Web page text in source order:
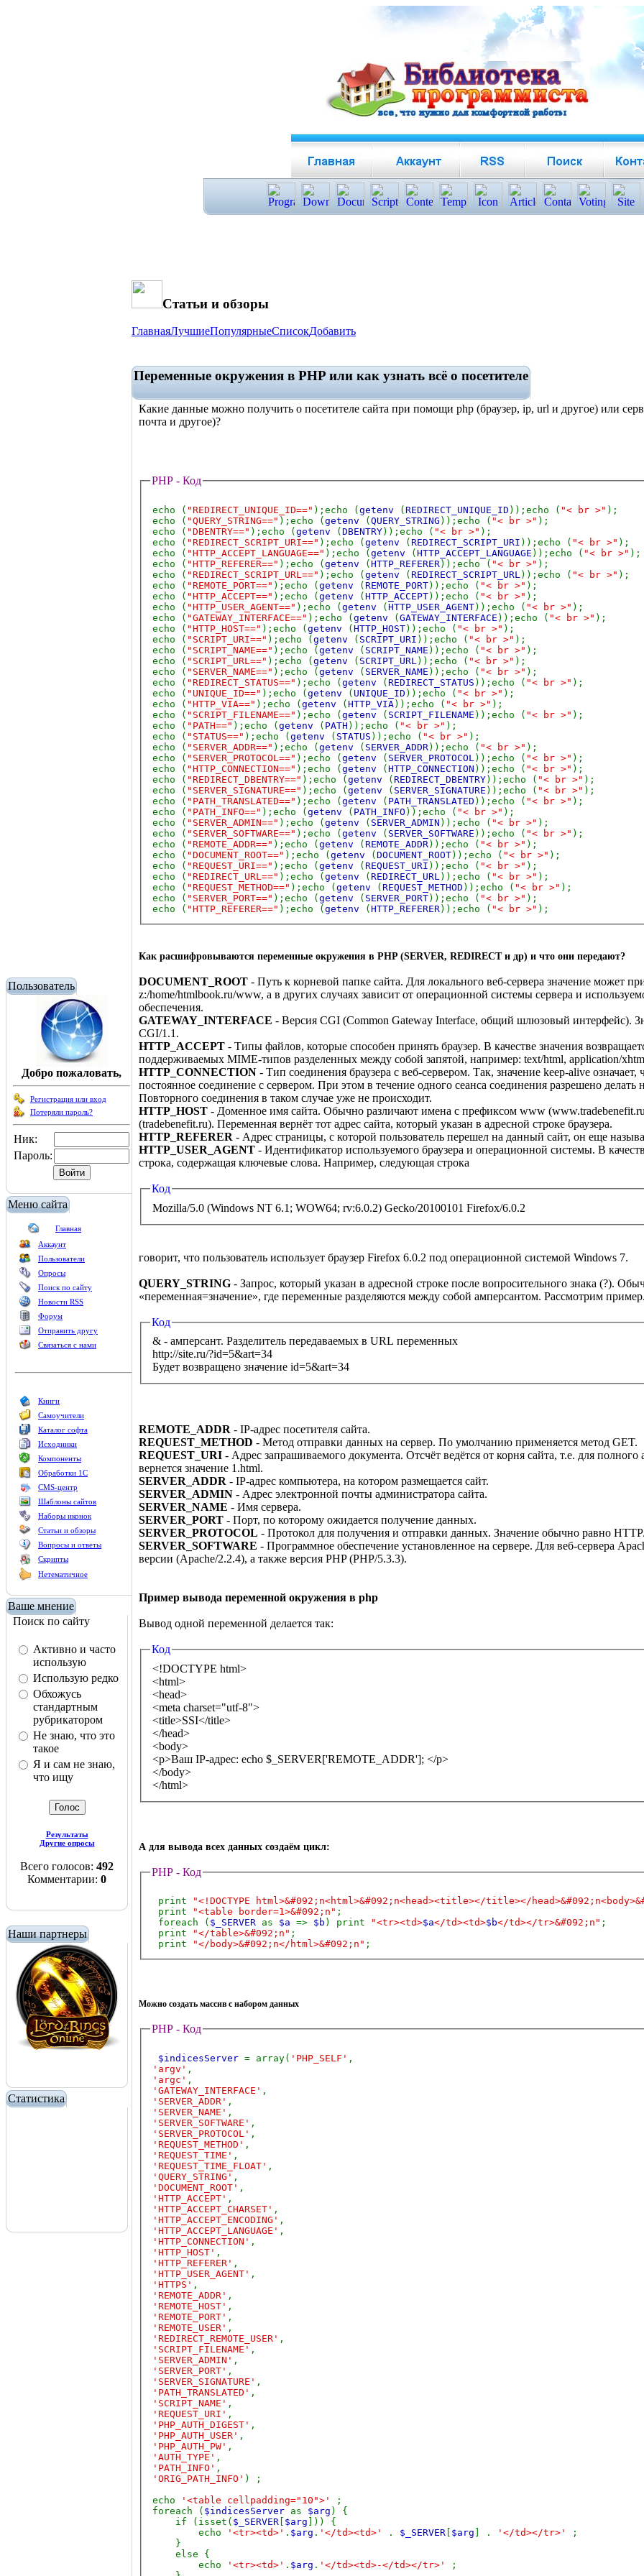
Пользователь
Добро пожаловать,
Регистрация или вход
Потеряли пароль?
Ник:
Пароль:
Меню сайта
Главная
Аккаунт
Пользователи
Опросы
Поиск по сайту
Новости RSS
Форум
Отправить другу
Связаться с нами
Книги
Самоучители
Каталог софта
Исходники
Компоненты
Обработки 1С
CMS-центр
Шаблоны сайтов
Наборы иконок
Статьи и обзоры
Вопросы и ответы
Скрипты
Нетематичное
Ваше мнение
Поиск по сайту
Активно и часто
использую
Использую редко
Обхожусь
стандартным
рубрикатором
Не знаю, что это
такое
Я и сам не знаю,
что ищу
Результаты
Другие опросы
Всего голосов: 492
Комментарии: 0
Наши партнеры
Статистика
Статьи и обзоры
ГлавнаяЛучшиеПопулярныеСписокДобавить
Переменные окружения в PHP или как узнать всё о посетителе
Какие данные можно получить о посетителе сайта при помощи php (браузер, ip, url и другое) или
почта и другое)?
PHP - Код
echo ( "REDIRECT_UNIQUE_ID==" );echo ( getenv ( REDIRECT_UNIQUE_ID ));echo ( "< br >" );
echo ( "QUERY_STRING==" );echo ( getenv ( QUERY_STRING ));echo ( "< br >" );
echo ( "DBENTRY==" );echo ( getenv ( DBENTRY));echo ( "< br >" );
echo ( "REDIRECT_SCRIPT_URI==" );echo ( getenv ( REDIRECT_SCRIPT_URI ));echo ( "< br >" );
echo ( "HTTP_ACCEPT_LANGUAGE==" );echo ( getenv ( HTTP_ACCEPT_LANGUAGE ));echo ( "< br >" );
echo ( "HTTP_REFERER==" );echo ( getenv ( HTTP_REFERER));echo ( "< br >" );
echo ( "REDIRECT_SCRIPT_URL==" );echo ( getenv ( REDIRECT_SCRIPT_URL));echo ( "< br >" );
echo ( "REMOTE_PORT==" );echo ( getenv ( REMOTE_PORT));echo ( "< br >" );
echo ( "HTTP_ACCEPT==" );echo ( getenv ( HTTP_ACCEPT));echo ( "< br >" );
echo ( "HTTP_USER_AGENT==" );echo ( getenv ( HTTP_USER_AGENT));echo ( "< br >" );
echo ( "GATEWAY_INTERFACE==" );echo ( getenv ( GATEWAY_INTERFACE ));echo ( "< br >" );
echo ( "HTTP_HOST==" );echo ( getenv ( HTTP_HOST));echo ( "< br >" );
echo ( "SCRIPT_URI==" );echo ( getenv ( SCRIPT_URI ));echo ( "< br >" );
echo ( "SCRIPT_NAME==" );echo ( getenv ( SCRIPT_NAME ));echo ( "< br >" );
echo ( "SCRIPT_URL==" );echo ( getenv ( SCRIPT_URL));echo ( "< br >" );
echo ( "SERVER_NAME==" );echo ( getenv ( SERVER_NAME ));echo ( "< br >" );
echo ( "REDIRECT_STATUS==" );echo ( getenv ( REDIRECT_STATUS ));echo ( "< br >" );
echo ( "UNIQUE_ID==" );echo ( getenv ( UNIQUE_ID ));echo ( "< br >" );
echo ( "HTTP_VIA==" );echo ( getenv ( HTTP_VIA));echo ( "< br >" );
echo ( "SCRIPT_FILENAME==" );echo ( getenv ( SCRIPT_FILENAME ));echo ( "< br >" );
echo ( "PATH==" );echo ( getenv ( PATH ));echo ( "< br >" );
echo ( "STATUS==" );echo ( getenv ( STATUS ));echo ( "< br >" );
echo ( "SERVER_ADDR==" );echo ( getenv ( SERVER_ADDR));echo ( "< br >" );
echo ( "SERVER_PROTOCOL==" );echo ( getenv ( SERVER_PROTOCOL));echo ( "< br >" );
echo ( "HTTP_CONNECTION==" );echo ( getenv ( HTTP_CONNECTION ));echo ( "< br >" );
echo ( "REDIRECT_DBENTRY==" );echo ( getenv ( REDIRECT_DBENTRY));echo ( "< br >" );
echo ( "SERVER_SIGNATURE==" );echo ( getenv ( SERVER_SIGNATURE ));echo ( "< br >" );
echo ( "PATH_TRANSLATED==" );echo ( getenv ( PATH_TRANSLATED ));echo ( "< br >" );
echo ( "PATH_INFO==" );echo ( getenv ( PATH_INFO ));echo ( "< br >" );
echo ( "SERVER_ADMIN==" );echo ( getenv ( SERVER_ADMIN ));echo ( "< br >" );
echo ( "SERVER_SOFTWARE==" );echo ( getenv ( SERVER_SOFTWARE ));echo ( "< br >" );
echo ( "REMOTE_ADDR==" );echo ( getenv ( REMOTE_ADDR));echo ( "< br >" );
echo ( "DOCUMENT_ROOT==" );echo ( getenv ( DOCUMENT_ROOT));echo ( "< br >" );
echo ( "REQUEST_URI==" );echo ( getenv ( REQUEST_URI ));echo ( "< br >" );
echo ( "REDIRECT_URL==" );echo ( getenv ( REDIRECT_URL));echo ( "< br >" );
echo ( "REQUEST_METHOD==" );echo ( getenv ( REQUEST_METHOD ));echo ( "< br >" );
echo ( "SERVER_PORT==" );echo ( getenv ( SERVER_PORT));echo ( "< br >" );
echo ( "HTTP_REFERER==" );echo ( getenv ( HTTP_REFERER));echo ( "< br >" );
Как расшифровываются переменные окружения в PHP (SERVER, REDIRECT и др) и что они передают?
DOCUMENT_ROOT - Путь к корневой папке сайта. Для локального веб-сервера значение может
z:/home/htmlbook.ru/www, а в других случаях зависит от операционной системы сервера и
обеспечения.
GATEWAY_INTERFACE - Версия CGI (Common Gateway Interface, общий шлюзовый интерфейс).
CGI/1.1.
HTTP_ACCEPT - Типы файлов, которые способен принять браузер. В качестве значения
поддерживаемых MIME-типов разделенных между собой запятой, например: text/html, application/
HTTP_CONNECTION - Тип соединения браузера с веб-сервером. Так, значение keep-alive означает,
постоянное соединение с сервером. При этом в течение одного сеанса соединения разрешено делать
Повторного соединения в таком случае уже не происходит.
HTTP_HOST - Доменное имя сайта. Обычно различают имена с префиксом www
(tradebenefit.ru). Переменная вернёт тот адрес сайта, который указан в адресной строке браузера.
HTTP_REFERER - Адрес страницы, с которой пользователь перешел на данный сайт, он еще
HTTP_USER_AGENT - Идентификатор используемого браузера и операционной системы. В
строка, содержащая ключевые слова. Например, следующая строка
Код
Mozilla/5.0 (Windows NT 6.1; WOW64; rv:6.0.2) Gecko/20100101 Firefox/6.0.2
говорит, что пользователь использует браузер Firefox 6.0.2 под операционной системой Windows 7.
QUERY_STRING - Запрос, который указан в адресной строке после вопросительного знака (?).
«переменная=значение», где переменные разделяются между собой амперсантом. Рассмотрим пример.
Код
& - амперсант. Разделитель передаваемых в URL переменных
http://site.ru/?id=5&art=34
Будет возвращено значение id=5&art=34
REMOTE_ADDR - IP-адрес посетителя сайта.
REQUEST_METHOD - Метод отправки данных на сервер. По умолчанию применяется метод GET.
REQUEST_URI - Адрес запрашиваемого документа. Отсчёт ведётся от корня сайта, т.е. для полного
вернется значение 1.html.
SERVER_ADDR - IP-адрес компьютера, на котором размещается сайт.
SERVER_ADMIN - Адрес электронной почты администратора сайта.
SERVER_NAME - Имя сервера.
SERVER_PORT - Порт, по которому ожидается получение данных.
SERVER_PROTOCOL - Протокол для получения и отправки данных. Значение обычно равно
SERVER_SOFTWARE - Программное обеспечение установленное на сервере. Для веб-сервера
версии (Apache/2.2.4), а также версия PHP (PHP/5.3.3).
Пример вывода переменной окружения в php
Вывод одной переменной делается так:
Код
<!DOCTYPE html>
<html>
<head>
<meta charset="utf-8">
<title>SSI</title>
</head>
<body>
<p>Ваш IP-адрес: echo $_SERVER['REMOTE_ADDR']; </p>
</body>
</html>
А для вывода всех данных создаём цикл:
PHP - Код
print "<!DOCTYPE html>&#092;n<html>&#092;n<head><title></title></
print
"<table border=1>&#092;n" ;
foreach ( $_SERVER as $a => $b ) print "<tr><td>$a</td><td>$b</td></tr>&#092;n" ;
print
"</table>&#092;n" ;
print
"</body>&#092;n</html>&#092;n" ;
Можно создать массив с набором данных
PHP - Код
$indicesServer = array( 'PHP_SELF' ,
'argv' ,
'argc' ,
'GATEWAY_INTERFACE' ,
'SERVER_ADDR' ,
'SERVER_NAME' ,
'SERVER_SOFTWARE' ,
'SERVER_PROTOCOL' ,
'REQUEST_METHOD' ,
'REQUEST_TIME' ,
'REQUEST_TIME_FLOAT' ,
'QUERY_STRING' ,
'DOCUMENT_ROOT' ,
'HTTP_ACCEPT' ,
'HTTP_ACCEPT_CHARSET' ,
'HTTP_ACCEPT_ENCODING' ,
'HTTP_ACCEPT_LANGUAGE' ,
'HTTP_CONNECTION' ,
'HTTP_HOST' ,
'HTTP_REFERER' ,
'HTTP_USER_AGENT' ,
'HTTPS' ,
'REMOTE_ADDR' ,
'REMOTE_HOST' ,
'REMOTE_PORT' ,
'REMOTE_USER' ,
'REDIRECT_REMOTE_USER' ,
'SCRIPT_FILENAME' ,
'SERVER_ADMIN' ,
'SERVER_PORT' ,
'SERVER_SIGNATURE' ,
'PATH_TRANSLATED' ,
'SCRIPT_NAME' ,
'REQUEST_URI' ,
'PHP_AUTH_DIGEST' ,
'PHP_AUTH_USER' ,
'PHP_AUTH_PW' ,
'AUTH_TYPE' ,
'PATH_INFO' ,
'ORIG_PATH_INFO' ) ;
echo
'<table cellpadding="10">'
;
foreach ( $indicesServer as $arg ) {
if (isset( $_SERVER $arg ])) {
echo
'<tr><td>' . $arg . '</td><td>' . $_SERVER $arg ] . '</td></tr>'
;
}
else {
echo
'<tr><td>' . $arg . '</td><td>-</td></tr>'
;